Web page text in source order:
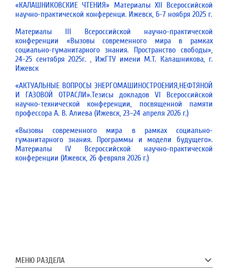
«КАЛАШНИКОВСКИЕ ЧТЕНИЯ» Материалы ХII Всероссийской
научно-практической конференци. Ижевск, 6-7 ноября 2025 г.
Материалы III Всероссийской научно-практической
конференции «Вызовы современного мира в рамках
социально-гуманитарного знания. Пространство свободы»,
24-25 сентября 2025г. , ИжГТУ имени М.Т. Калашникова, г.
Ижевск
«АКТУАЛЬНЫЕ ВОПРОСЫ ЭНЕРГОМАШИНОСТРОЕНИЯ,НЕФТЯНОЙ
И ГАЗОВОЙ ОТРАСЛИ».Тезисы докладов VI Всероссийской
научно-технической конференции, посвященной памяти
профессора А. В. Алиева (Ижевск, 23–24 апреля 2026 г.)
«Вызовы современного мира в рамках социально-
гуманитарного знания. Программы и модели будущего».
Материалы IV Всероссийской научно-практической
конференции (Ижевск, 26 февряля 2026 г.)
МЕНЮ РАЗДЕЛА